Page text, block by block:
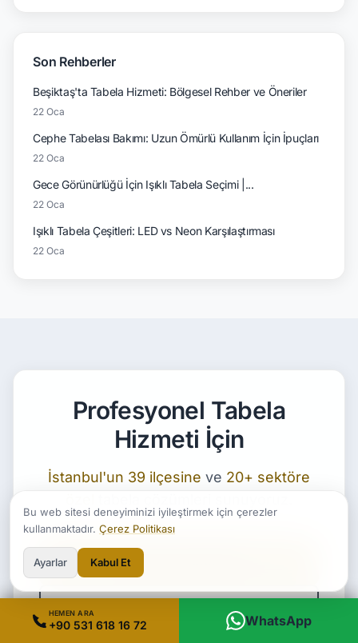
Son Rehberler
Beşiktaş'ta Tabela Hizmeti: Bölgesel Rehber ve Öneriler
22 Oca
Cephe Tabelası Bakımı: Uzun Ömürlü Kullanım İçin İpuçları
22 Oca
Gece Görünürlüğü İçin Işıklı Tabela Seçimi |...
22 Oca
Işıklı Tabela Çeşitleri: LED vs Neon Karşılaştırması
22 Oca
Profesyonel Tabela
Hizmeti İçin
İstanbul'un 39 ilçesine ve 20+ sektöre
Ücretsiz Teklif Al
Hizmet Bölgeleri
HEMEN ARA
+90 531 618 16 72 WhatsApp
Bu web sitesi deneyiminizi iyileştirmek için çerezler
kullanmaktadır. Çerez Politikası
Ayarlar Kabul Et